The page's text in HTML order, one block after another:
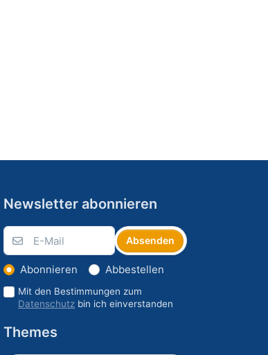
Newsletter abonnieren
Absenden
Abonnieren Abbestellen
Mit den Bestimmungen zum
Datenschutz bin ich einverstanden
Themes